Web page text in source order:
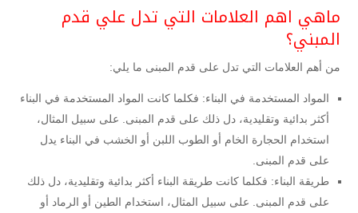
ماهي اهم العلامات التي تدل علي قدم
المبني؟
من أهم العلامات التي تدل على قدم المبنى ما يلي:
المواد المستخدمة في البناء: فكلما كانت المواد المستخدمة في البناء
أكثر بدائية وتقليدية، دل ذلك على قدم المبنى. على سبيل المثال،
استخدام الحجارة الخام أو الطوب اللبن أو الخشب في البناء يدل
على قدم المبنى.
طريقة البناء: فكلما كانت طريقة البناء أكثر بدائية وتقليدية، دل ذلك
على قدم المبنى. على سبيل المثال، استخدام الطين أو الرماد أو